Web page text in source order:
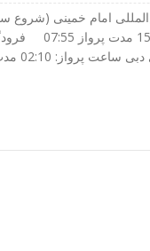
امام خمینی (شروع
فلای دبی
فرودگاه بین‌المللی امام خمینی [...]